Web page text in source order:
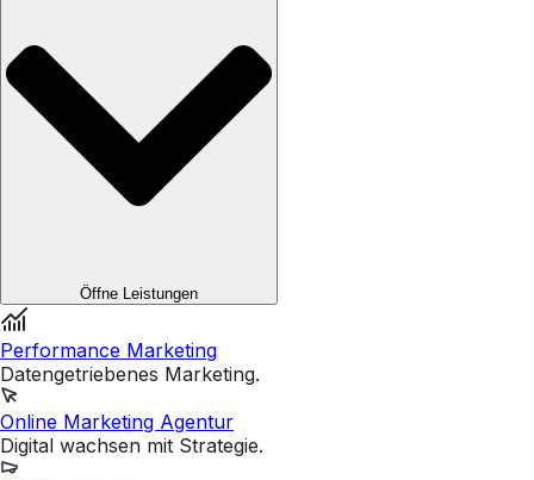
Öffne Leistungen
Performance Marketing
Datengetriebenes Marketing.
Online Marketing Agentur
Digital wachsen mit Strategie.